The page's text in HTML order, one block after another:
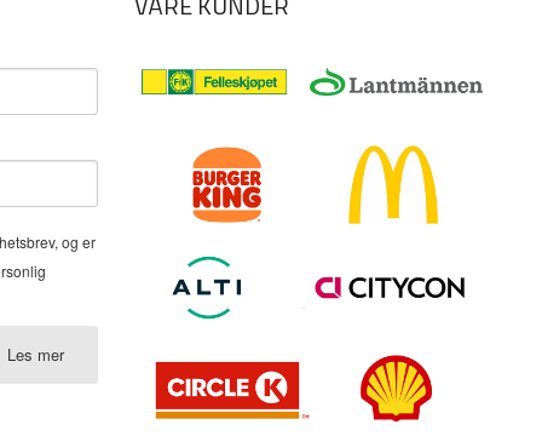
og er
Les mer